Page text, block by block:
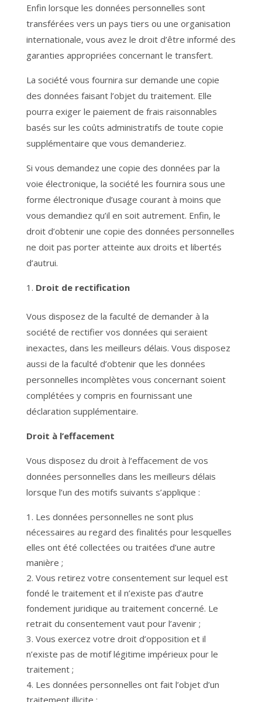
Enfin lorsque les données personnelles sont
transférées vers un pays tiers ou une organisation
internationale, vous avez le droit d’être informé des
garanties appropriées concernant le transfert.
La société vous fournira sur demande une copie
des données faisant l’objet du traitement. Elle
pourra exiger le paiement de frais raisonnables
basés sur les coûts administratifs de toute copie
supplémentaire que vous demanderiez.
Si vous demandez une copie des données par la
voie électronique, la société les fournira sous une
forme électronique d’usage courant à moins que
vous demandiez qu’il en soit autrement. Enfin, le
droit d’obtenir une copie des données personnelles
ne doit pas porter atteinte aux droits et libertés
d’autrui.
Droit de rectification
Vous disposez de la faculté de demander à la
société de rectifier vos données qui seraient
inexactes, dans les meilleurs délais. Vous disposez
aussi de la faculté d’obtenir que les données
personnelles incomplètes vous concernant soient
complétées y compris en fournissant une
déclaration supplémentaire.
Droit à l’effacement
Vous disposez du droit à l’effacement de vos
données personnelles dans les meilleurs délais
lorsque l’un des motifs suivants s’applique :
Les données personnelles ne sont plus
nécessaires au regard des finalités pour lesquelles
elles ont été collectées ou traitées d’une autre
manière ;
Vous retirez votre consentement sur lequel est
fondé le traitement et il n’existe pas d’autre
fondement juridique au traitement concerné. Le
retrait du consentement vaut pour l’avenir ;
Vous exercez votre droit d’opposition et il
n’existe pas de motif légitime impérieux pour le
traitement ;
Les données personnelles ont fait l’objet d’un
traitement illicite ;